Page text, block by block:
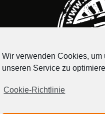
Wir verwenden Cookies, um
unseren Service zu
Cookie-Richtlinie